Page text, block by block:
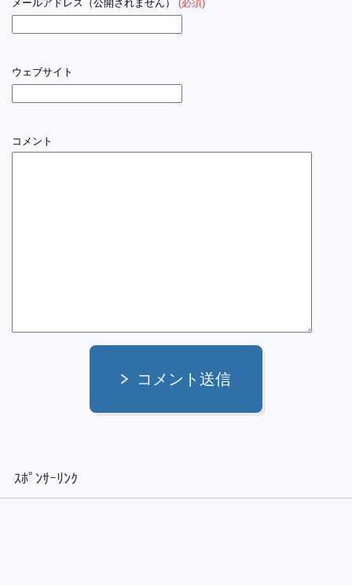
メールアドレス（公開されません） (必須)
ウェブサイト
コメント
コメント送信
ｽﾎﾟﾝｻｰﾘﾝｸ